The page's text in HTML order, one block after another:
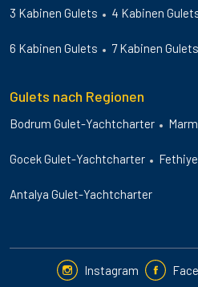
3 Kabinen Gulets 4 Kabinen
6 Kabinen Gulets 7 Kabinen Gulets
Gulets nach Regionen
Bodrum Gulet-Yachtcharter
Gocek Gulet-Yachtcharter
Antalya Gulet-Yachtcharter
Instagram